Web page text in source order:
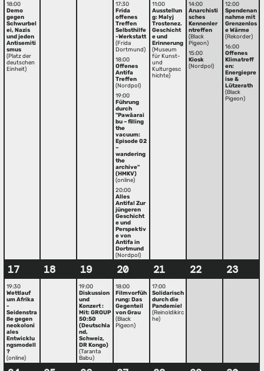
18:00
Demo
gegen
Schwurbel
ei, Nazis
und jeden
Antisemiti
smus
(Platz der
deutschen
Einheit)
17:30
Frida
offenes
Treffen
Selbsthilfe
-Werkstatt
(Frida
Dortmund)
18:00
Offenes
Antifa
Treffen
(Nordpol)
19:00
Führung
durch
"Pawāarai
bu – filling
the
vacuum:
Episode 02
–
wandering
the
archive"
(HMKV)
(online)
20:00
Alles
Antifa! Zur
jüngeren
Geschicht
e und
Perspektiv
e von
Antifa in
Dortmund
(Nordpol)
11:00
Ausstellun
g: Malyj
Trostenez.
Geschicht
e und
Erinnerung
(Museum
für Kunst-
und
Kulturgesc
hichte)
14:00
Anarchisti
sches
Kennenler
ntreffen
(Black
Pigeon)
15:00
Kiosk
(Nordpol)
12:00
Spendenan
nahme mit
Grenzenlos
e Wärme
(Rekorder)
16:00
Offenes
Klimatreff
en:
Energiepre
ise &
Lützerath
(Black
Pigeon)
17
19:30
Wettlauf
um Afrika
-
Seidenstra
ße gegen
neokoloni
ales
Entwicklu
ngsmodell
?
(online)
18 19
19:00
Diskussion
und
Konzert :
Mit: GROUP
50:50
(Deutschla
nd,
Schweiz,
DR Kongo)
(Taranta
Babu)
20
18:00
Filmvorfüh
rung: Das
Gegenteil
von Grau
(Black
Pigeon)
21
17:00
Solidarisch
durch die
Pandemie!
(Reinoldikirc
he)
22 23